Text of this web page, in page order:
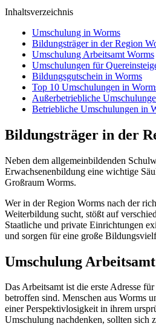
Inhaltsverzeichnis
Umschulung in Worms
Bildungsträger in der Region
Umschulung Arbeitsamt Worms
Umschulungen für
Bildungsgutschein in Worms
Top 10 Umschulungen in
Außerbetriebliche
Betriebliche Umschulungen in
Bildungsträger in der
Neben dem allgemeinbildenden
Erwachsenenbildung eine wichtige
Großraum Worms.
Wer in der Region Worms nach der
Weiterbildung sucht, stößt auf
Staatliche und private Einrichtungen
und sorgen für eine große
Umschulung
Das Arbeitsamt ist die erste Adresse
betroffen sind. Menschen aus Worms
einer Perspektivlosigkeit in ihrem
Umschulung nachdenken, sollten sich